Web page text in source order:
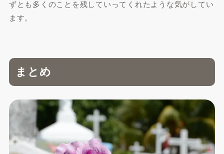
ずとも多くのことを残していってくれたような気がしてい
ます。
まとめ